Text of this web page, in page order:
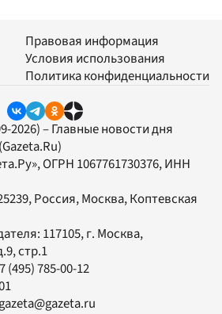
Правовая информация
Условия использования
Политика конфиденциальности
2026) – Главные новости дня
(Gazeta.Ru)
, ОГРН 1067761730376, ИНН
Россия, Москва, Коптевская
117105, г. Москва,
стр.1
(495) 785-00-12
gazeta@gazeta.ru